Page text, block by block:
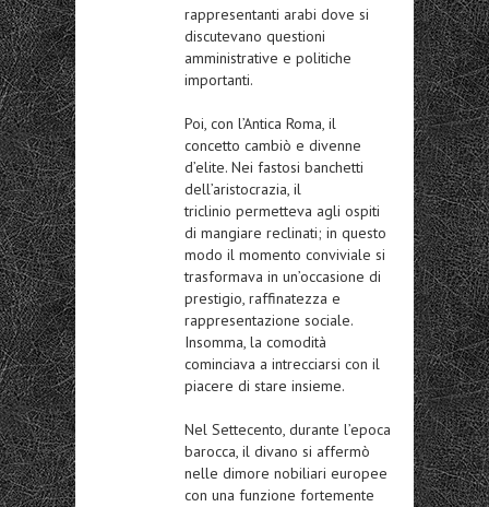
rappresentanti arabi dove si
discutevano questioni
amministrative e politiche
importanti.
Poi, con l’Antica Roma, il
concetto cambiò e divenne
d’elite. Nei fastosi banchetti
dell’aristocrazia, il
triclinio permetteva agli ospiti
di mangiare reclinati; in questo
modo il momento conviviale si
trasformava in un’occasione di
prestigio, raffinatezza e
rappresentazione sociale.
Insomma, la comodità
cominciava a intrecciarsi con il
piacere di stare insieme.
Nel Settecento, durante l’epoca
barocca, il divano si affermò
nelle dimore nobiliari europee
con una funzione fortemente